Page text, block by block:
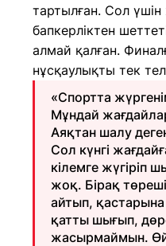
тартылған. Сол
бапкерліктен
алмай қалған.
нұсқаулықты тек
«Спортта
Мұндай
Аяқтан шалу
Сол күнгі
кілемге жүгіріп
жоқ. Бірақ төреші
айтып,
қатты шығып,
жасырмаймын.